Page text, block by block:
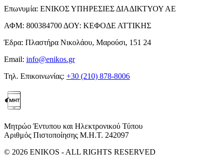
Επωνυμία: ΕΝΙΚΟΣ ΥΠΗΡΕΣΙΕΣ ΔΙΑΔΙΚΤΥΟΥ ΑΕ
ΑΦΜ: 800384700 ΔΟΥ: ΚΕΦΟΔΕ ΑΤΤΙΚΗΣ
Έδρα: Πλαστήρα Νικολάου, Μαρούσι, 151 24
Email: info@enikos.gr
Τηλ. Επικοινωνίας: +30 (210) 878-8006
Μητρώο Έντυπου και Ηλεκτρονικού Τύπου
Αριθμός Πιστοποίησης Μ.Η.Τ. 242097
© 2026 ENIKOS - ALL RIGHTS RESERVED